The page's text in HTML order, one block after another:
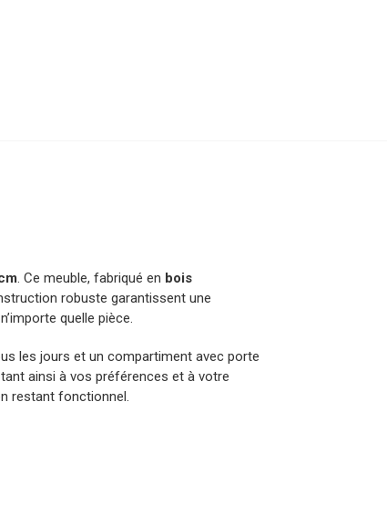
. Ce meuble, fabriqué en bois
robuste garantissent une
quelle pièce.
les jours et un compartiment avec porte
ainsi à vos préférences et à votre
restant fonctionnel.